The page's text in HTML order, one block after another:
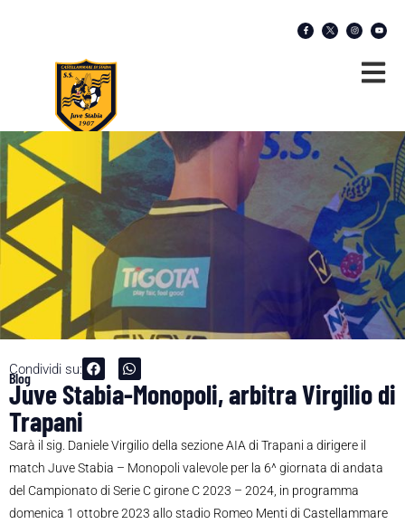
Condividi su:
Blog
Juve Stabia-Monopoli, arbitra Virgilio di
Trapani
Sarà il sig. Daniele Virgilio della sezione AIA di Trapani a dirigere il
match Juve Stabia – Monopoli valevole per la 6^ giornata di andata
del Campionato di Serie C girone C 2023 – 2024, in programma
domenica 1 ottobre 2023 allo stadio Romeo Menti di Castellammare